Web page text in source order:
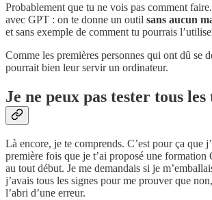
Probablement que tu ne vois pas comment
avec GPT : on te donne un outil sans aucun
et sans exemple de comment tu pourrais
Comme les premières personnes qui ont dû se
pourrait bien leur servir un ordinateur.
Je ne peux pas tester tous
Là encore, je te comprends. C’est pour ça que
première fois que je t’ai proposé une formation
au tout début. Je me demandais si je
j’avais tous les signes pour me prouver que
l’abri d’une erreur.